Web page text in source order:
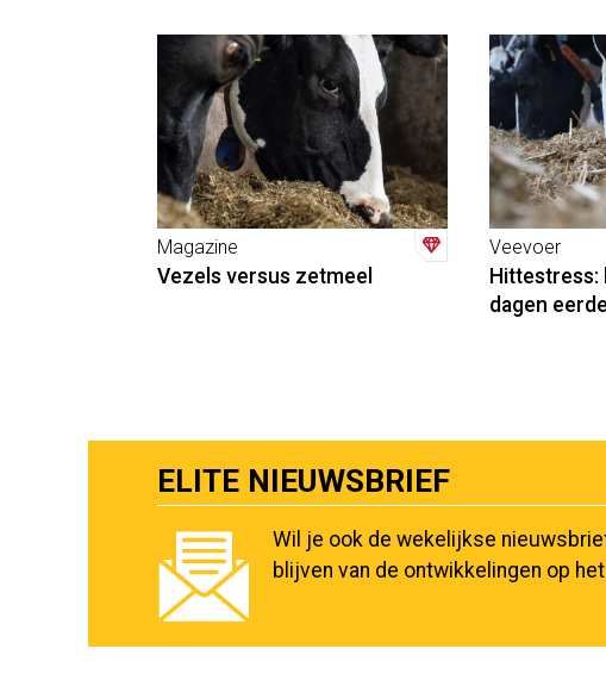
Magazine
Vezels versus zetmeel
Veevoer
dagen
ELITE NIEUWSBRIEF
Wil je ook de wekelijkse
blijven van de ontwikkelingen op